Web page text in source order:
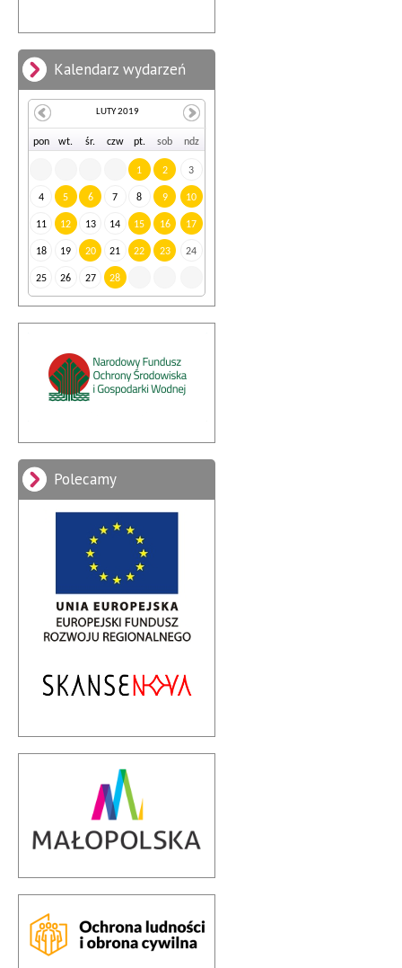
Kalendarz wydarzeń
pon wt. śr. czw pt. sob ndz
1 2 3
4 5 6 7 8 9 10
11 12 13 14 15 16 17
18 19 20 21 22 23 24
25 26 27 28
LUTY 2019
Polecamy